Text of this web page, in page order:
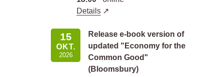
Details
15
OKT.
2026
Release e-book version of
updated "Economy for the
Common Good"
(Bloomsbury)